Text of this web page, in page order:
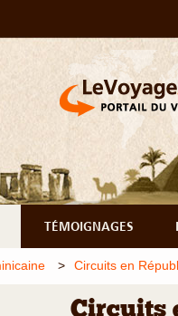
TÉMOIGNAGES
Circuits en
Circuits